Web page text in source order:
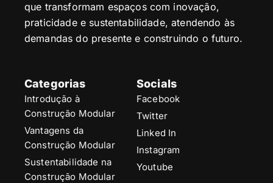
que transformam espaços com inovação,
praticidade e sustentabilidade, atendendo às
demandas do presente e construindo o futuro.
Categorias
Introdução à
Construção Modular
Vantagens da
Construção Modular
Sustentabilidade na
Construção Modular
Socials
Facebook
Twitter
Linked In
Instagram
Youtube